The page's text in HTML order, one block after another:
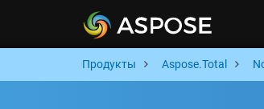
Продукты Aspose.Total